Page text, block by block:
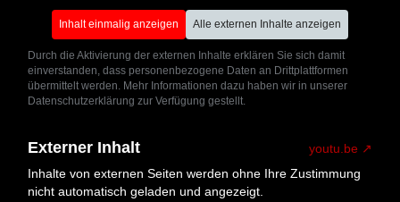
Inhalt einmalig anzeigen Alle externen Inhalte anzeigen
Durch die Aktivierung der externen Inhalte erklären Sie sich damit
einverstanden, dass personenbezogene Daten an Drittplattformen
übermittelt werden. Mehr Informationen dazu haben wir in unserer
Datenschutzerklärung zur Verfügung gestellt.
Externer Inhalt
youtu.be
Inhalte von externen Seiten werden ohne Ihre Zustimmung
nicht automatisch geladen und angezeigt.